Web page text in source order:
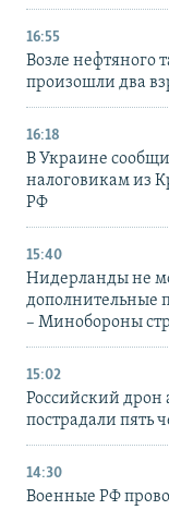
16:55
Возле нефтяного
произошли два
16:18
В Украине
налоговикам из
РФ
15:40
Нидерланды не
дополнительные
– Минобороны
15:02
Российский дрон
пострадали пять
14:30
Военные РФ